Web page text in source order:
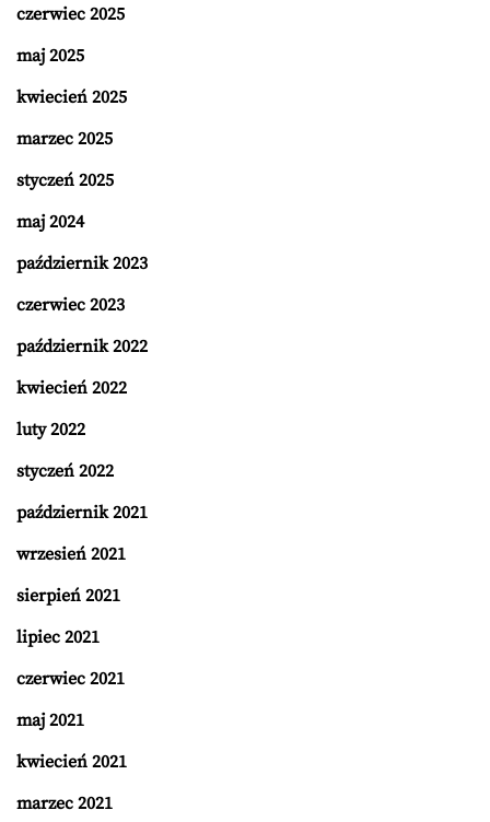
czerwiec 2025
maj 2025
kwiecień 2025
marzec 2025
styczeń 2025
maj 2024
październik 2023
czerwiec 2023
październik 2022
kwiecień 2022
luty 2022
styczeń 2022
październik 2021
wrzesień 2021
sierpień 2021
lipiec 2021
czerwiec 2021
maj 2021
kwiecień 2021
marzec 2021